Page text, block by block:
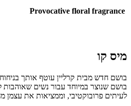
מיס קו
בושם חדש מבית קרליין עוטף אותך בניחוח
בושם שנוצר במיוחד עבור נשים שאוהבות
לעיתים פרובוקטיבי, וממציאות את